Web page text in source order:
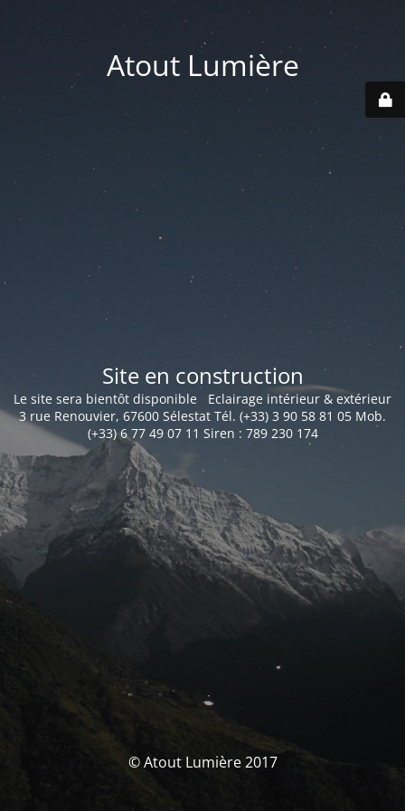
Atout Lumière
Site en construction
Le site sera bientôt disponible Eclairage intérieur & extérieur
3 rue Renouvier, 67600 Sélestat Tél. (+33) 3 90 58 81 05 Mob.
(+33) 6 77 49 07 11 Siren : 789 230 174
© Atout Lumière 2017